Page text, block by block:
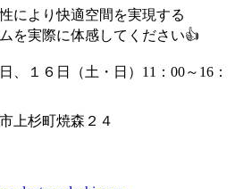
により快適空間を実現する
を実際に体感してください👍
、１６日（土・日）11：00～16：
上杉町焼森２４